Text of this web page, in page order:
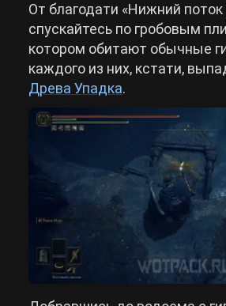
От благодати «Нижний поток
спускайтесь по гробовым
котором обитают обычные
каждого из них, кстати,
Древа Упадка.